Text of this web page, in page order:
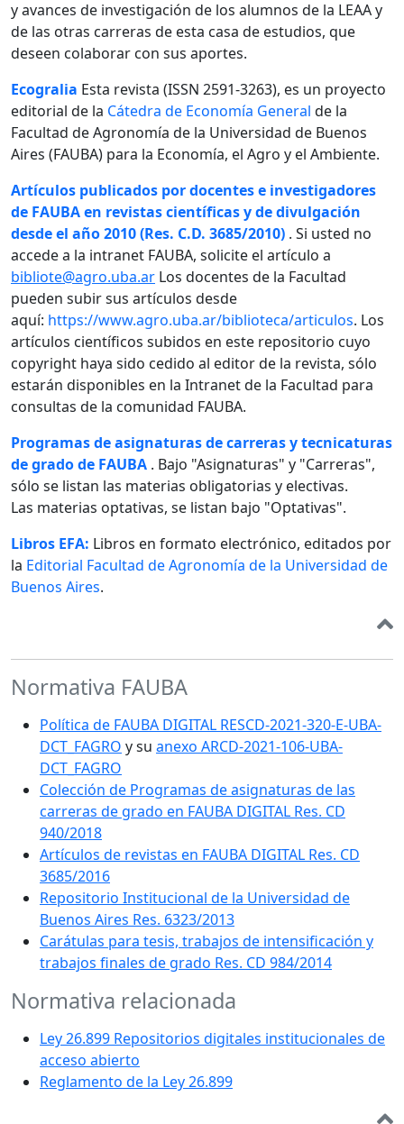
y avances de investigación de los alumnos de la LEAA y
de las otras carreras de esta casa de estudios, que
deseen colaborar con sus aportes.
Ecogralia Esta revista (ISSN 2591-3263), es un proyecto
editorial de la Cátedra de Economía General de la
Facultad de Agronomía de la Universidad de Buenos
Aires (FAUBA) para la Economía, el Agro y el Ambiente.
Artículos publicados por docentes e investigadores
de FAUBA en revistas científicas y de divulgación
desde el año 2010 (Res. C.D. 3685/2010) . Si usted no
accede a la intranet FAUBA, solicite el artículo a
bibliote@agro.uba.ar Los docentes de la Facultad
pueden subir sus artículos desde
aquí: https://www.agro.uba.ar/biblioteca/articulos. Los
artículos científicos subidos en este repositorio cuyo
copyright haya sido cedido al editor de la revista, sólo
estarán disponibles en la Intranet de la Facultad para
consultas de la comunidad FAUBA.
Programas de asignaturas de carreras y tecnicaturas
de grado de FAUBA . Bajo "Asignaturas" y "Carreras",
sólo se listan las materias obligatorias y electivas.
Las materias optativas, se listan bajo "Optativas".
Libros EFA: Libros en formato electrónico, editados por
la Editorial Facultad de Agronomía de la Universidad de
Buenos Aires.
Normativa FAUBA
Política de FAUBA DIGITAL RESCD-2021-320-E-UBA-
DCT_FAGRO y su anexo ARCD-2021-106-UBA-
DCT_FAGRO
Colección de Programas de asignaturas de las
carreras de grado en FAUBA DIGITAL Res. CD
940/2018
Artículos de revistas en FAUBA DIGITAL Res. CD
3685/2016
Repositorio Institucional de la Universidad de
Buenos Aires Res. 6323/2013
Carátulas para tesis, trabajos de intensificación y
trabajos finales de grado Res. CD 984/2014
Normativa relacionada
Ley 26.899 Repositorios digitales institucionales de
acceso abierto
Reglamento de la Ley 26.899